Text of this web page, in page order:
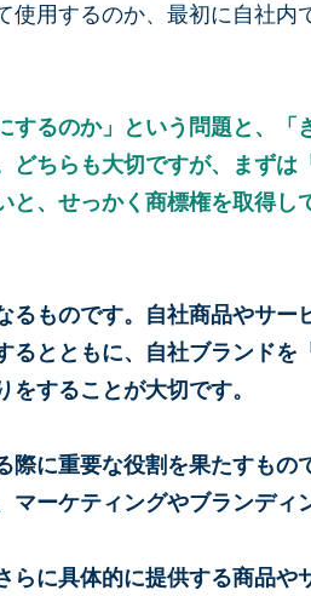
用するのか、最初に自社内
るのか」という問題と、「
ちらも大切ですが、まずは
、せっかく商標権を取得し
ものです。自社商品やサー
るとともに、自社ブランドを
することが大切です。
に重要な役割を果たすもの
ーケティングやブランディ
らに具体的に提供する商品や